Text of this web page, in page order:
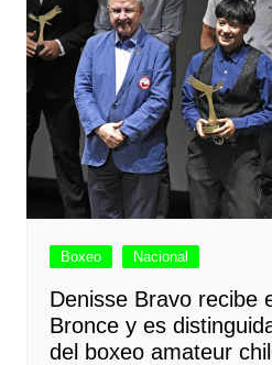
Boxeo Nacional
Denisse Bravo recibe
Bronce y es
del boxeo amateur